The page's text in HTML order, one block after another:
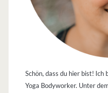
Schön, dass du hier bist! Ich
Yoga Bodyworker. Unter